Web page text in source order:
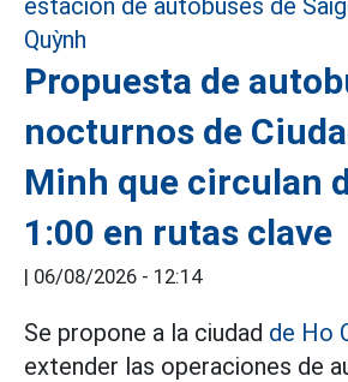
Propuesta de
nocturnos de
Minh que circulan
1:00 en rutas clave
| 06/08/2026 - 12:14
Se propone a la ciudad de Ho
extender las operaciones de